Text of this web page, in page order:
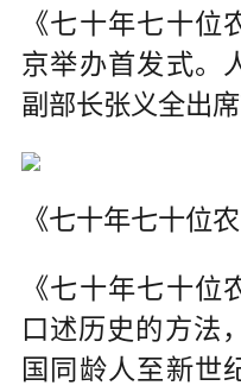
《七十年七十
京举办首发式。
副部长张义全出席
《七十年七十位
《七十年七十位
口述历史的方法
国同龄人至新世